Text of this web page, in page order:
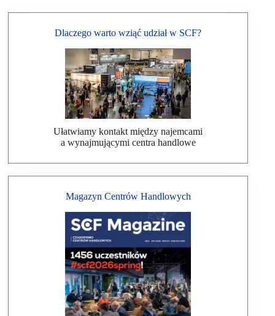
Dlaczego warto wziąć udział w SCF?
Ułatwiamy kontakt między najemcami
a wynajmującymi centra handlowe
Magazyn Centrów Handlowych